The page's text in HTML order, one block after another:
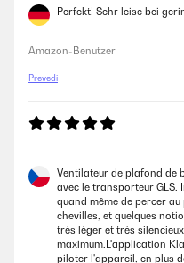
Perfekt! Sehr leise bei
Amazon-Benutzer
Prevedi
Ventilateur de plafond de
avec le transporteur GLS.
quand même de percer
chevilles, et quelques
très léger et très
maximum.L'application
piloter l'appareil, en plus